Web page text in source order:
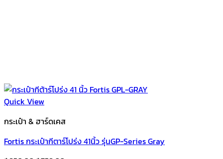
Quick View
กระเป๋า & ฮาร์ดเคส
Fortis กระเป๋ากีตาร์โปร่ง 41นิ้ว รุ่นGP-Series Gray